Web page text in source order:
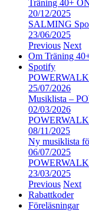
Träning 40+
20/12/2025
SALMING
23/06/2025
Previous Next
Om Träning
Spotify
25/07/2026
Musiklista –
02/03/2026
08/11/2025
Ny musiklista
06/07/2025
23/03/2025
Previous Next
Rabattkoder
Föreläsningar